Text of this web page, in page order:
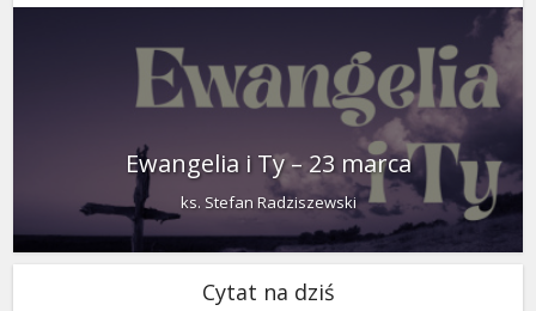
Ewangelia i Ty – 23 marca
ks. Stefan Radziszewski
Cytat na dziś